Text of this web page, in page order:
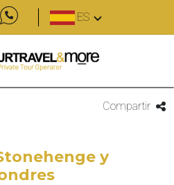
ES
Compartir
y